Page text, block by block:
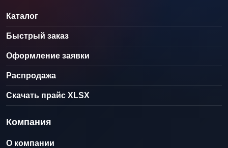
Каталог
Быстрый заказ
Оформление заявки
Распродажа
Скачать прайс XLSX
Компания
О компании